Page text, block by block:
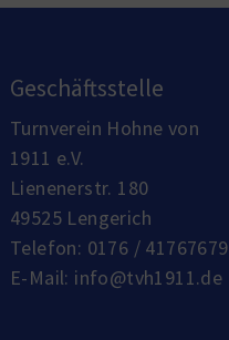
Geschäftsstelle
Turnverein Hohne von
1911 e.V.
Lienenerstr. 180
49525 Lengerich
Telefon: 0176 / 41767679
E-Mail: info@tvh1911.de